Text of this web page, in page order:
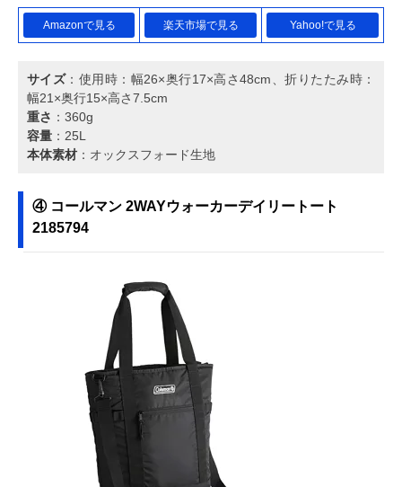
Amazonで見る 楽天市場で見る Yahoo!で見る
サイズ：使用時：幅26×奥行17×高さ48cm、折りたたみ時：
幅21×奥行15×高さ7.5cm
重さ ：360g
容量 ：25L
本体素材 ：オックスフォード生地
④ コールマン 2WAYウォーカーデイリートート
2185794